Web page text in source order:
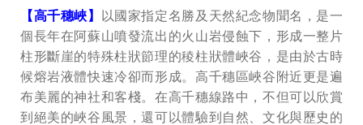
【高千穗峽】
以國家指定名勝及天然紀念物聞名，是一
個長年在阿蘇山噴發流出的火山岩侵蝕下，形成一整片
柱形斷崖的特殊柱狀節理的稜柱狀體峽谷，是由於古時
候熔岩液體快速冷卻而形成。高千穗區峽谷附近更是遍
布美麗的神社和客棧。在高千穗線路中，不但可以欣賞
到絕美的峽谷風景，還可以體驗到自然、文化與歷史的